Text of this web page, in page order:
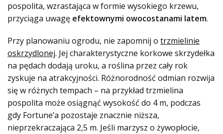
pospolita, wzrastająca w formie wysokiego krzewu,
przyciąga uwagę efektownymi owocostanami latem.
Przy planowaniu ogrodu, nie zapomnij o trzmielinie
oskrzydlonej. Jej charakterystyczne korkowe skrzydełka
na pędach dodają uroku, a roślina przez cały rok
zyskuje na atrakcyjności. Różnorodność odmian rozwija
się w różnych tempach – na przykład trzmielina
pospolita może osiągnąć wysokość do 4 m, podczas
gdy Fortune’a pozostaje znacznie niższa,
nieprzekraczająca 2,5 m. Jeśli marzysz o żywopłocie,